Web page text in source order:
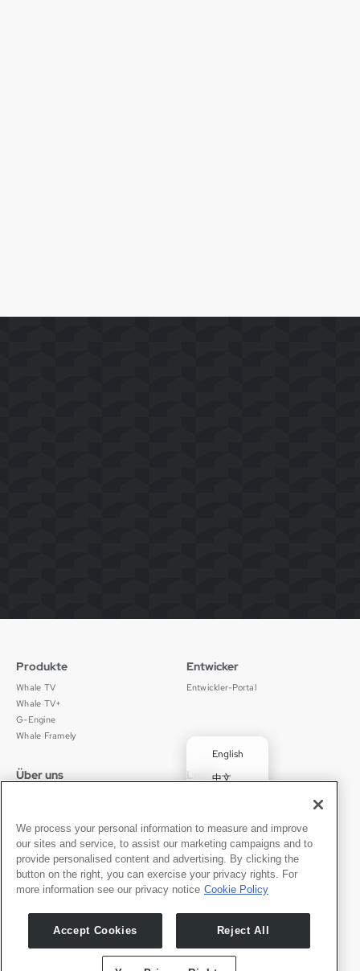
Deutsch
English
中文
Português
Español
Produkte
Whale TV
Whale TV+
G-Engine
Whale Framely
Entwicker
Entwickler-Portal
Über uns
News
Pressebereich
Legal
京ICP备11012483号-9
Transparenzerklärung
Kontakt
Partner werden
We process your personal information to measure and improve
our sites and service, to assist our marketing campaigns and to
provide personalised content and advertising. By clicking the
button on the right, you can exercise your privacy rights. For
more information see our privacy notice Cookie Policy
Accept Cookies Reject All